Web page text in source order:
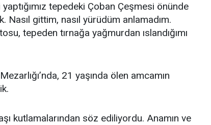
tepedeki Çoban Çeşmesi önünde
Nasıl gittim, nasıl yürüdüm anlamadım.
tepeden tırnağa yağmurdan ıslandığımı
21 yaşında ölen amcamın
kutlamalarından söz ediliyordu. Anamın ve